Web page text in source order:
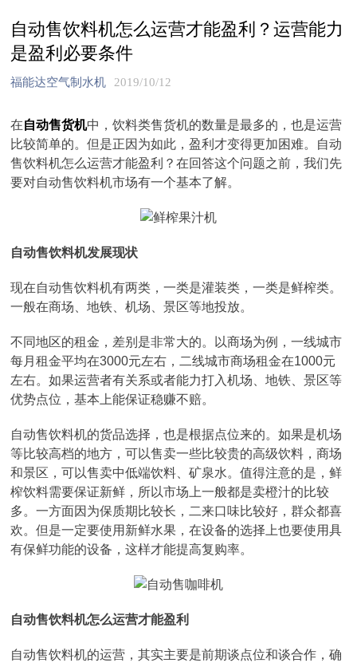
自动售饮料机怎么运营才能盈利？运营能力
是盈利必要条件
福能达空气制水机 2019/10/12
在自动售货机中，饮料类售货机的数量是最多的，也是运营
比较简单的。但是正因为如此，盈利才变得更加困难。自动
售饮料机怎么运营才能盈利？在回答这个问题之前，我们先
要对自动售饮料机市场有一个基本了解。
自动售饮料机发展现状
现在自动售饮料机有两类，一类是灌装类，一类是鲜榨类。
一般在商场、地铁、机场、景区等地投放。
不同地区的租金，差别是非常大的。以商场为例，一线城市
每月租金平均在3000元左右，二线城市商场租金在1000元
左右。如果运营者有关系或者能力打入机场、地铁、景区等
优势点位，基本上能保证稳赚不赔。
自动售饮料机的货品选择，也是根据点位来的。如果是机场
等比较高档的地方，可以售卖一些比较贵的高级饮料，商场
和景区，可以售卖中低端饮料、矿泉水。值得注意的是，鲜
榨饮料需要保证新鲜，所以市场上一般都是卖橙汁的比较
多。一方面因为保质期比较长，二来口味比较好，群众都喜
欢。但是一定要使用新鲜水果，在设备的选择上也要使用具
有保鲜功能的设备，这样才能提高复购率。
自动售饮料机怎么运营才能盈利
自动售饮料机的运营，其实主要是前期谈点位和谈合作，确